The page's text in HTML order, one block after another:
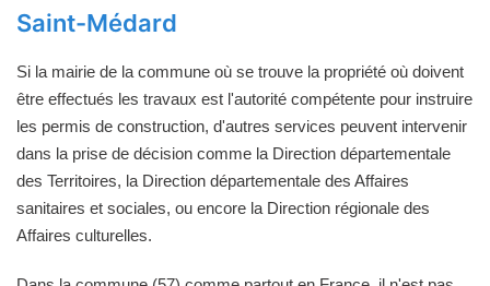
Saint-Médard
Si la mairie de la commune où se trouve la propriété où doivent
être effectués les travaux est l'autorité compétente pour instruire
les permis de construction, d'autres services peuvent intervenir
dans la prise de décision comme la Direction départementale
des Territoires, la Direction départementale des Affaires
sanitaires et sociales, ou encore la Direction régionale des
Affaires culturelles.